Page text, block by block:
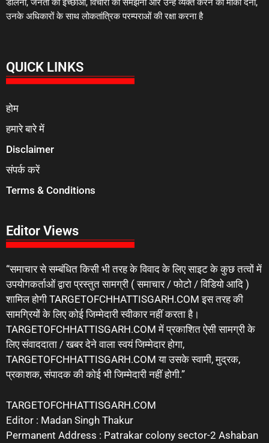
उनके अधिकारों के साथ लोकतांत्रिक परम्पराओं की रक्षा करना है
QUICK LINKS
होम
हमारे बारे में
Disclaimer
संपर्क करें
Terms & Conditions
Editor Views
“समाचार से सम्बंधित किसी भी तरह के विवाद के लिए साइट के कुछ तत्वों में
उपयोगकर्ताओं द्वारा प्रस्तुत सामग्री ( समाचार / फोटो / विडियो आदि )
शामिल होगी TARGETOFCHHATTISGARH.COM इस तरह की
सामग्रियों के लिए कोई जिम्मेदारी स्वीकार नहीं करता है।
TARGETOFCHHATTISGARH.COM में प्रकाशित ऐसी सामग्री के
लिए संवाददाता / खबर देने वाला स्वयं जिम्मेदार होगा,
TARGETOFCHHATTISGARH.COM या उसके स्वामी, मुद्रक,
प्रकाशक, संपादक की कोई भी जिम्मेदारी नहीं होगी.”
TARGETOFCHHATTISGARH.COM
Editor : Madan Singh Thakur
Permanent Address : Patrakar colony sector-2 Ashaban